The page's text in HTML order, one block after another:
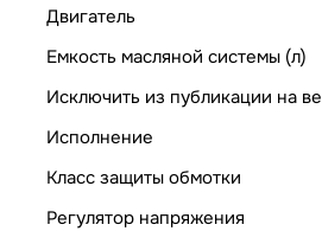
Двигатель
Емкость масляной системы (л)
Исключить из публикации на
Исполнение
Класс защиты обмотки
Регулятор напряжения